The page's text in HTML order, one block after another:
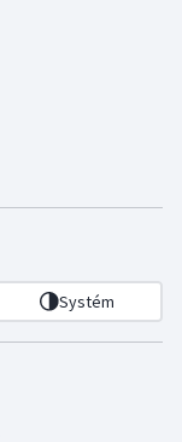
Systém